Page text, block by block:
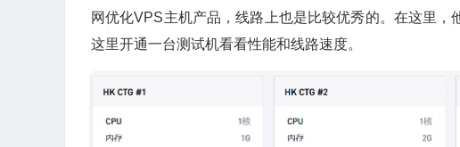
网优化VPS主机产品，线路上也是比较优秀的。在这里
这里开通一台测试机看看性能和线路速度。